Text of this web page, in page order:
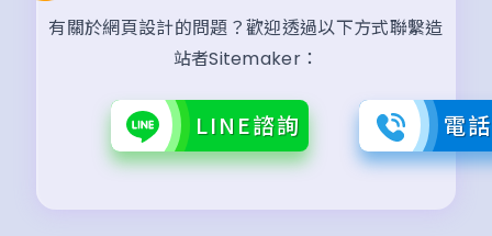
有關於網頁設計的問題？歡迎透過以下方式聯繫造
站者Sitemaker：
LINE諮詢 電